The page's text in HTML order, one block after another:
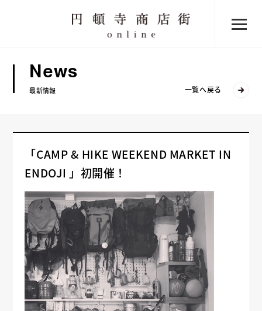
News
最新情報 一覧へ戻る
「CAMP & HIKE WEEKEND MARKET IN
ENDOJI 」初開催！